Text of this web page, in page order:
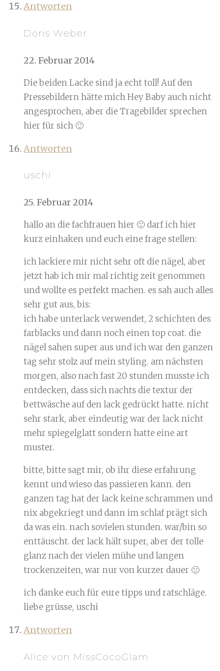
Antworten
Doris Weber
22. Februar 2014
Die beiden Lacke sind ja echt toll! Auf den
Pressebildern hätte mich Hey Baby auch nicht
angesprochen, aber die Tragebilder sprechen
hier für sich 🙂
Antworten
uschi
25. Februar 2014
hallo an die fachfrauen hier 🙂 darf ich hier
kurz einhaken und euch eine frage stellen:
ich lackiere mir nicht sehr oft die nägel, aber
jetzt hab ich mir mal richtig zeit genommen
und wollte es perfekt machen. es sah auch alles
sehr gut aus, bis:
ich habe unterlack verwendet, 2 schichten des
farblacks und dann noch einen top coat. die
nägel sahen super aus und ich war den ganzen
tag sehr stolz auf mein styling. am nächsten
morgen, also nach fast 20 stunden musste ich
entdecken, dass sich nachts die textur der
bettwäsche auf den lack gedrückt hatte. nicht
sehr stark, aber eindeutig war der lack nicht
mehr spiegelglatt sondern hatte eine art
muster.
bitte, bitte sagt mir, ob ihr diese erfahrung
kennt und wieso das passieren kann. den
ganzen tag hat der lack keine schrammen und
nix abgekriegt und dann im schlaf prägt sich
da was ein. nach sovielen stunden. war/bin so
enttäuscht. der lack hält super, aber der tolle
glanz nach der vielen mühe und langen
trockenzeiten, war nur von kurzer dauer 🙁
ich danke euch für eure tipps und ratschläge.
liebe grüsse, uschi
Antworten
Alice von MissCocoGlam